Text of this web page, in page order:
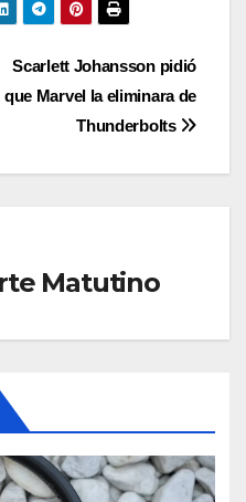
Scarlett Johansson pidió
que Marvel la eliminara de
Thunderbolts
Matutino